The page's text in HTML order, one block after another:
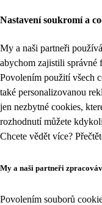
Nastavení soukromí a
My a naši partneři
abychom zajistili správné
Povolením použití všech
také personalizovanou
jen nezbytné cookies,
rozhodnutí můžete
Chcete vědět více?
My a naši partneři
Povolením souborů